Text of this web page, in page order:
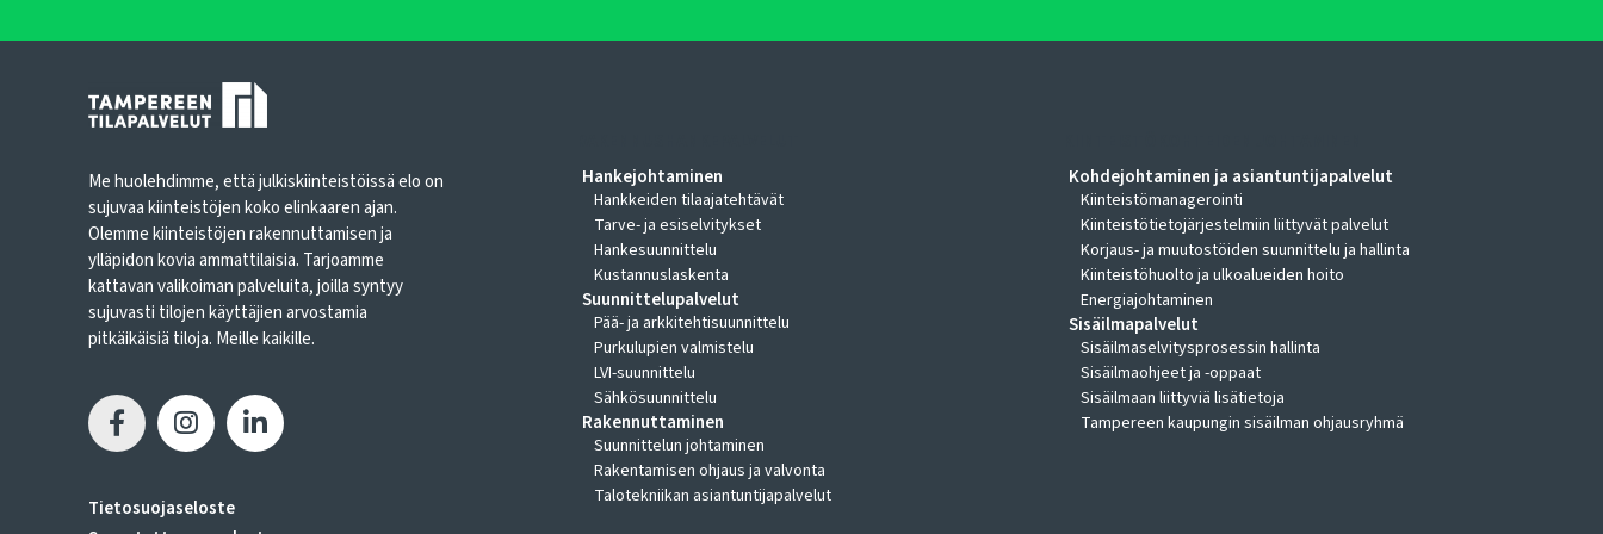
Me huolehdimme, että julkiskiinteistöissä elo on
sujuvaa kiinteistöjen koko elinkaaren ajan.
Olemme kiinteistöjen rakennuttamisen ja
ylläpidon kovia ammattilaisia. Tarjoamme
kattavan valikoiman palveluita, joilla syntyy
sujuvasti tilojen käyttäjien arvostamia
pitkäikäisiä tiloja. Meille kaikille.
Tietosuojaseloste
Hankejohtaminen
Hankkeiden tilaajatehtävät
Tarve- ja esiselvitykset
Hankesuunnittelu
Kustannuslaskenta
Suunnittelupalvelut
Pää- ja arkkitehtisuunnittelu
Purkulupien valmistelu
LVI-suunnittelu
Sähkösuunnittelu
Rakennuttaminen
Suunnittelun johtaminen
Rakentamisen ohjaus ja valvonta
Talotekniikan asiantuntijapalvelut
Kohdejohtaminen ja asiantuntijapalvelut
Kiinteistömanagerointi
Kiinteistötietojärjestelmiin liittyvät palvelut
Korjaus- ja muutostöiden suunnittelu ja hallinta
Kiinteistöhuolto ja ulkoalueiden hoito
Energiajohtaminen
Sisäilmapalvelut
Sisäilmaselvitysprosessin hallinta
Sisäilmaohjeet ja -oppaat
Sisäilmaan liittyviä lisätietoja
Tampereen kaupungin sisäilman ohjausryhmä